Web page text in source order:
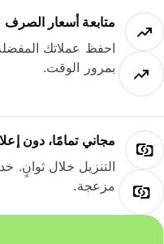
متابعة أسعار
احفظ عملاتك
بمرور الوقت.
مجاني تمامًا، دون
التنزيل خلال ثوانٍ.
مزعجة.